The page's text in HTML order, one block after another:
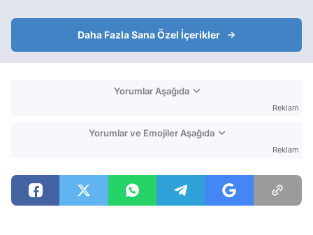
Daha Fazla Sana Özel İçerikler
Yorumlar Aşağıda
Reklam
Yorumlar ve Emojiler Aşağıda
Reklam